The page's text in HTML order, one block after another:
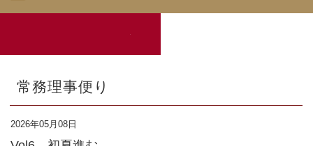
常務理事便り
2026年05月08日